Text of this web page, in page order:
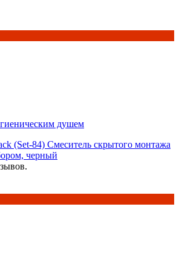
душем
(Set-84) Смеситель скрытого монтажа
черный